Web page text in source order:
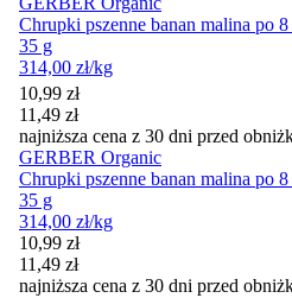
Chrupki pszenne banan malina po
35 g
314,00 zł/kg
Cena promocyjna
10,99 zł
11,49 zł
najniższa cena z 30 dni przed
GERBER Organic
Chrupki pszenne banan malina po
35 g
314,00 zł/kg
Cena promocyjna
10,99 zł
11,49 zł
najniższa cena z 30 dni przed